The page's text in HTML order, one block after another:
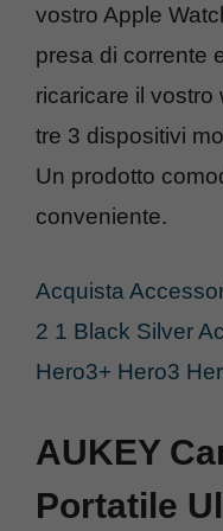
vostro Apple
presa di corrente
ricaricare il vostro
tre 3 dispositivi
Un prodotto
conveniente.
Acquista
2 1 Black Silver
Hero3+ Hero3
AUKEY
Portatile